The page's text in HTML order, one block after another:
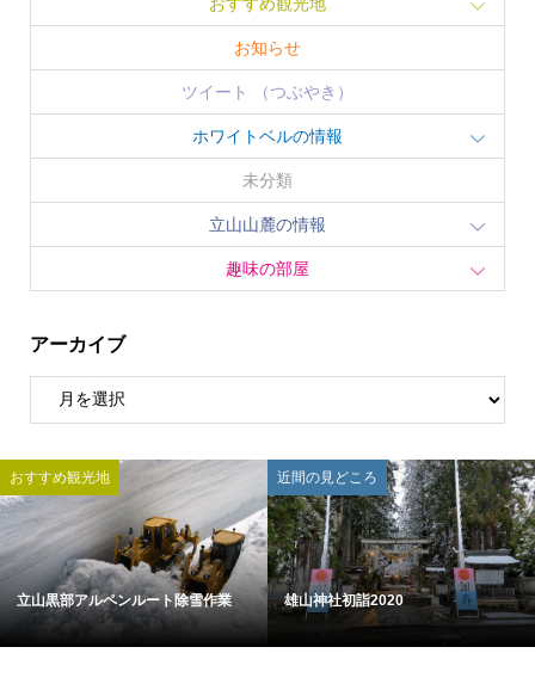
お知らせ
ツイート （つぶやき）
ホワイトベルの情報
未分類
立山山麓の情報
趣味の部屋
アーカイブ
おすすめ観光地
立山黒部アルペンルート除雪作業
近間の見どころ
雄山神社初詣2020